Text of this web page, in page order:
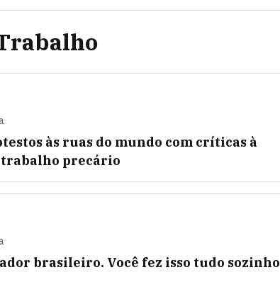
às ruas do mundo com críticas à
trabalho precário
brasileiro. Você fez isso tudo sozinho